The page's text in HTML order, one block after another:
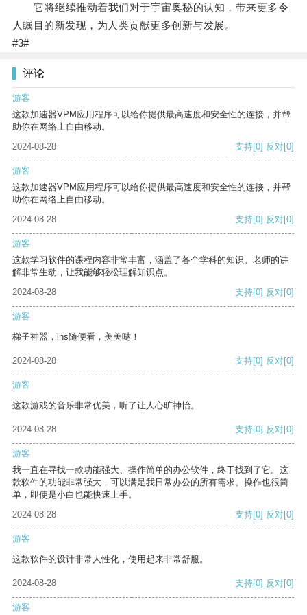
它将继续推动着我们对于宇宙奥秘的认知，带来更多令
人瞩目的新发现，为人类贡献更多创新与发展。
#3#
评论
游客
这款加速器VPM应用程序可以给你提供最高速度和安全性的连接，并帮
助你在网络上自由移动。
2024-08-28
支持[0] 反对[0]
游客
这款加速器VPM应用程序可以给你提供最高速度和安全性的连接，并帮
助你在网络上自由移动。
2024-08-28
支持[0] 反对[0]
游客
这款学习软件的课程内容非常丰富，涵盖了各个学科的知识。老师的讲
解非常生动，让我能够轻松理解知识点。
2024-08-28
支持[0] 反对[0]
游客
梯子神器，ins随便看，美美哒！
2024-08-28 支持[0] 反对[0]
游客
这款游戏的音乐非常优美，听了让人心旷神怡。
2024-08-28 支持[0] 反对[0]
游客
我一直在寻找一款功能强大、操作简单的办公软件，终于找到了它。这
款软件的功能非常强大，可以满足我日常办公的所有需求。操作也很简
单，即使是小白也能快速上手。
2024-08-28
支持[0] 反对[0]
游客
这款软件的设计非常人性化，使用起来非常舒服。
2024-08-28 支持[0] 反对[0]
游客